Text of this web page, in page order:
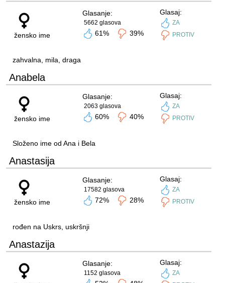
žensko ime
Glasanje:
5662 glasova
61% 39%
Glasaj:
ZA
PROTIV
zahvalna, mila, draga
Anabela
žensko ime
Glasanje:
2063 glasova
60% 40%
Glasaj:
ZA
PROTIV
Složeno ime od Ana i Bela
Anastasija
žensko ime
Glasanje:
17582 glasova
72% 28%
Glasaj:
ZA
PROTIV
rođen na Uskrs, uskršnji
Anastazija
Glasanje:
1152 glasova
Glasaj:
ZA